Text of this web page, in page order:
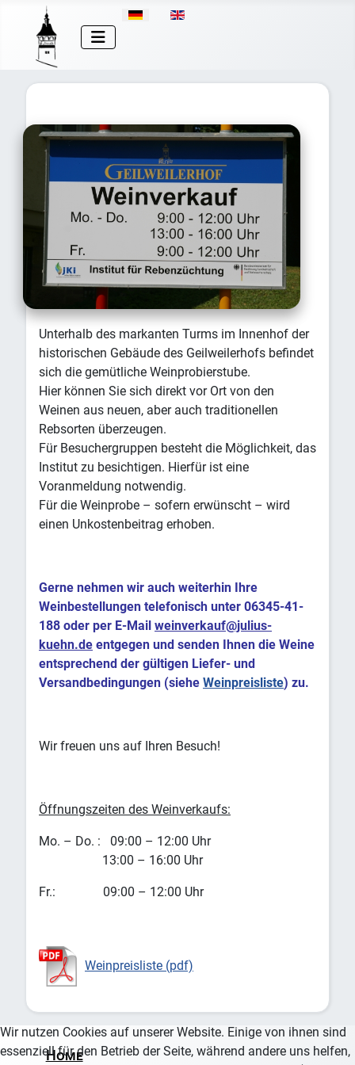
Sprache auswählen
Unterhalb des markanten Turms im Innenhof der
historischen Gebäude des Geilweilerhofs befindet
sich die gemütliche Weinprobierstube.
Hier können Sie sich direkt vor Ort von den
Weinen aus neuen, aber auch traditionellen
Rebsorten überzeugen.
Für Besuchergruppen besteht die Möglichkeit, das
Institut zu besichtigen. Hierfür ist eine
Voranmeldung notwendig.
Für die Weinprobe – sofern erwünscht – wird
einen Unkostenbeitrag erhoben.
Gerne nehmen wir auch weiterhin Ihre
Weinbestellungen telefonisch unter 06345-41-
188 oder per E-Mail weinverkauf@julius-
kuehn.de entgegen und senden Ihnen die Weine
entsprechend der gültigen Liefer- und
Versandbedingungen (siehe Weinpreisliste) zu.
Wir freuen uns auf Ihren Besuch!
Öffnungszeiten des Weinverkaufs:
Mo. – Do. : 09:00 – 12:00 Uhr
13:00 – 16:00 Uhr
Fr.: 09:00 – 12:00 Uhr
Weinpreisliste (pdf)
Home
Wir nutzen Cookies auf unserer Website. Einige von ihnen sind
essenziell für den Betrieb der Seite, während andere uns helfen,